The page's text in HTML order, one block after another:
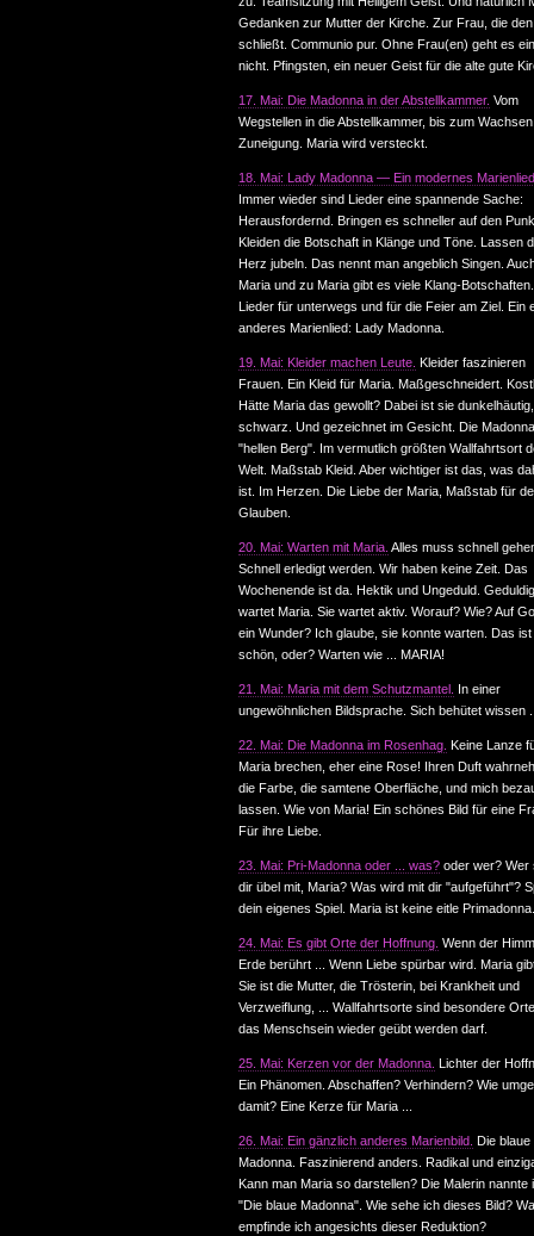
Gedanken zur Mutter der Kirche. Zur Frau, die
schließt. Communio pur. Ohne Frau(en) geht es
nicht. Pfingsten, ein neuer Geist für die alte gute
17. Mai: Die Madonna in der Abstellkammer. Vom
Wegstellen in die Abstellkammer, bis zum
Zuneigung. Maria wird versteckt.
18. Mai: Lady Madonna — Ein modernes
Immer wieder sind Lieder eine spannende Sache:
Herausfordernd. Bringen es schneller auf den
Kleiden die Botschaft in Klänge und Töne. Lassen
Herz jubeln. Das nennt man angeblich Singen.
Maria und zu Maria gibt es viele Klang-Botschaften.
Lieder für unterwegs und für die Feier am Ziel. Ein
anderes Marienlied: Lady Madonna.
19. Mai: Kleider machen Leute. Kleider faszinieren
Frauen. Ein Kleid für Maria. Maßgeschneidert.
Hätte Maria das gewollt? Dabei ist sie
schwarz. Und gezeichnet im Gesicht. Die
"hellen Berg". Im vermutlich größten Wallfahrtsort
Welt. Maßstab Kleid. Aber wichtiger ist das, was
ist. Im Herzen. Die Liebe der Maria, Maßstab für
Glauben.
20. Mai: Warten mit Maria. Alles muss schnell
Schnell erledigt werden. Wir haben keine Zeit. Das
Wochenende ist da. Hektik und Ungeduld. Geduldig
wartet Maria. Sie wartet aktiv. Worauf? Wie? Auf
ein Wunder? Ich glaube, sie konnte warten. Das
schön, oder? Warten wie ... MARIA!
21. Mai: Maria mit dem Schutzmantel. In einer
ungewöhnlichen Bildsprache. Sich behütet wissen
22. Mai: Die Madonna im Rosenhag. Keine Lanze
Maria brechen, eher eine Rose! Ihren Duft
die Farbe, die samtene Oberfläche, und mich
lassen. Wie von Maria! Ein schönes Bild für eine
Für ihre Liebe.
23. Mai: Pri-Madonna oder ... was? oder wer? Wer
dir übel mit, Maria? Was wird mit dir "aufgeführt"?
dein eigenes Spiel. Maria ist keine eitle Primadonna.
24. Mai: Es gibt Orte der Hoffnung. Wenn der
Erde berührt ... Wenn Liebe spürbar wird. Maria
Sie ist die Mutter, die Trösterin, bei Krankheit und
Verzweiflung, ... Wallfahrtsorte sind besondere
das Menschsein wieder geübt werden darf.
25. Mai: Kerzen vor der Madonna. Lichter der
Ein Phänomen. Abschaffen? Verhindern? Wie
damit? Eine Kerze für Maria ...
26. Mai: Ein gänzlich anderes Marienbild. Die blaue
Madonna. Faszinierend anders. Radikal und
Kann man Maria so darstellen? Die Malerin nannte
"Die blaue Madonna". Wie sehe ich dieses Bild?
empfinde ich angesichts dieser Reduktion?